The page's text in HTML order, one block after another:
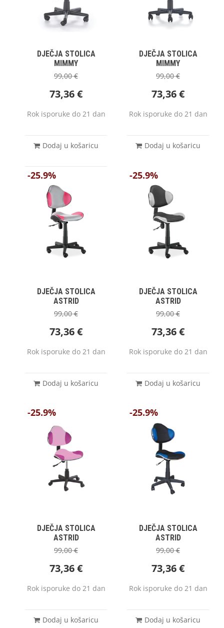
DJEČJA STOLICA
MIMMY
99,00€
73,36€
Rok isporuke do 21 dan
Dodaj u košaricu
DJEČJA STOLICA
MIMMY
99,00€
73,36€
Rok isporuke do 21 dan
Dodaj u košaricu
-25.9%
DJEČJA STOLICA
ASTRID
99,00€
73,36€
Rok isporuke do 21 dan
Dodaj u košaricu
-25.9%
DJEČJA STOLICA
ASTRID
99,00€
73,36€
Rok isporuke do 21 dan
Dodaj u košaricu
-25.9%
DJEČJA STOLICA
ASTRID
99,00€
73,36€
Rok isporuke do 21 dan
Dodaj u košaricu
-25.9%
DJEČJA STOLICA
ASTRID
99,00€
73,36€
Rok isporuke do 21 dan
Dodaj u košaricu